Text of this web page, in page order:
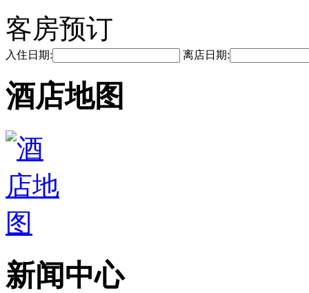
客房预订
入住日期: 离店日期:
酒店地图
新闻中心